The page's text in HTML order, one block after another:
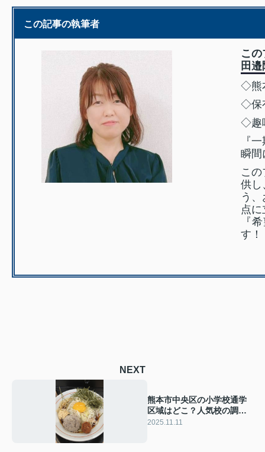
この記事の執筆者
こ
田
◇熊
◇保
◇趣
『
瞬間
こ
供し
う
点
『
す！
NEXT
熊本市中央区の小学校通学
区域はどこ？人気校の調べ
方も紹介
2025.11.11